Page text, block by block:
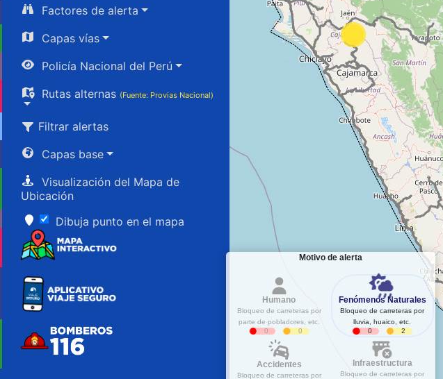
Factores de alerta
Capas vías
Policía Nacional del Perú
Rutas alternas (Fuente: Provias Nacional)
Filtrar alertas
Capas base
Visualización del Mapa de
Ubicación
Dibuja punto en el mapa
Motivo de alerta
Humano
Bloqueo de carreteras por
parte de pobladores, etc.
0
0
Fenómenos Naturales
Bloqueo de carreteras por
lluvia, huaico, etc.
0
2
Accidentes
Bloqueo de carreteras por
Infraestructura
Bloqueo de carreteras por